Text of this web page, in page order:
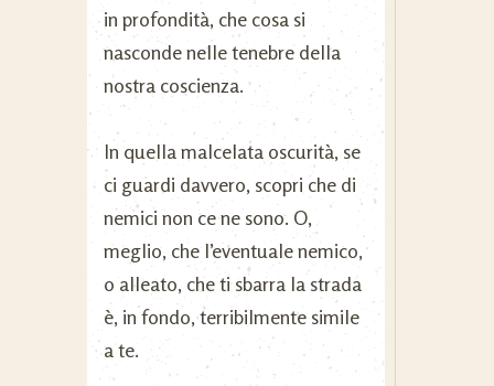
in profondità, che cosa si
nasconde nelle tenebre della
nostra coscienza.
In quella malcelata oscurità, se
ci guardi davvero, scopri che di
nemici non ce ne sono. O,
meglio, che l’eventuale nemico,
o alleato, che ti sbarra la strada
è, in fondo, terribilmente simile
a te.